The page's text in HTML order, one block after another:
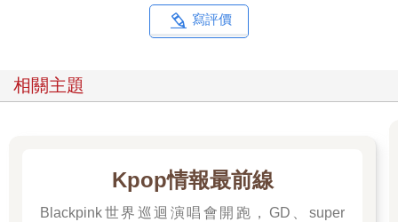
寫評價
相關主題
Kpop情報最前線
Blackpink世界巡迴演唱會開跑，GD、super